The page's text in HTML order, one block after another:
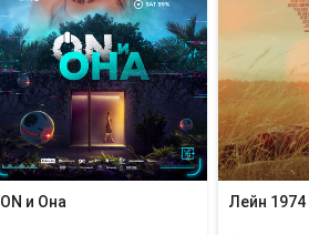
ON и Она Лейн 1974